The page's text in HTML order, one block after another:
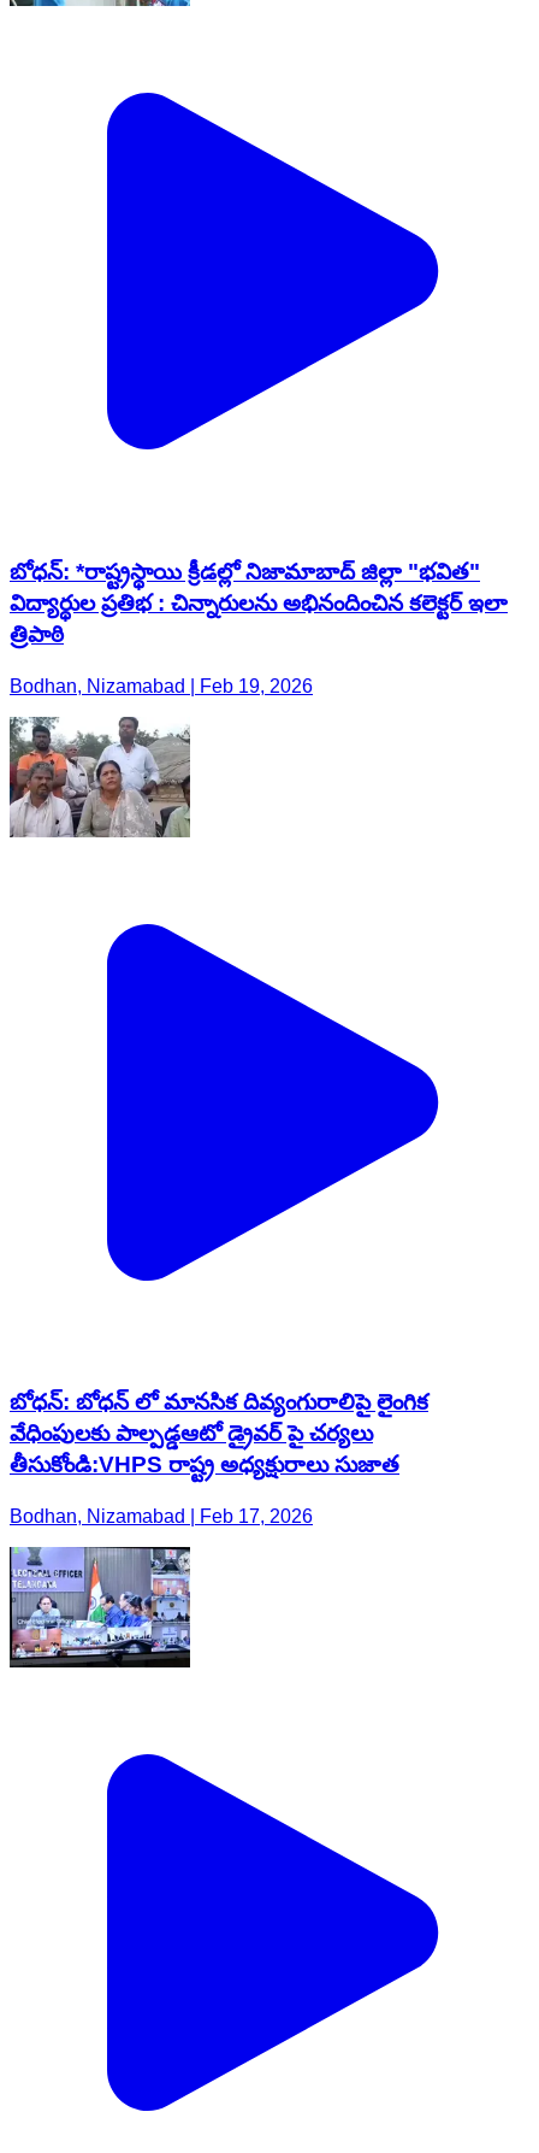
బోధన్: *రాష్ట్రస్థాయి క్రీడల్లో నిజామాబాద్ జిల్లా "భవిత"
విద్యార్థుల ప్రతిభ : చిన్నారులను అభినందించిన కలెక్టర్ ఇలా
త్రిపాఠి
Bodhan, Nizamabad | Feb 19, 2026
బోధన్: బోధన్ లో మానసిక దివ్యంగురాలిపై లైంగిక
వేధింపులకు పాల్పడ్డఆటో డ్రైవర్ పై చర్యలు
తీసుకోండి:VHPS రాష్ట్ర అధ్యక్షురాలు సుజాత
Bodhan, Nizamabad | Feb 17, 2026